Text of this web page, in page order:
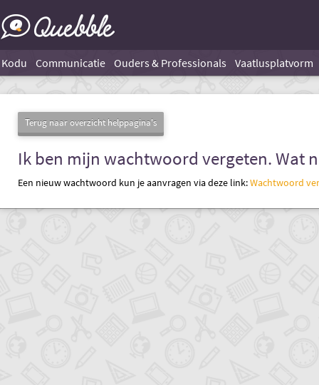
Kodu Communicatie Ouders & Professionals Vaatlusplatvorm
Terug naar overzicht helppagina's
Ik ben mijn wachtwoord vergeten. Wat
Een nieuw wachtwoord kun je aanvragen via deze link:Wachtwoord